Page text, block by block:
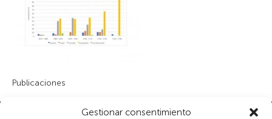
Gestionar consentimiento
Publicaciones